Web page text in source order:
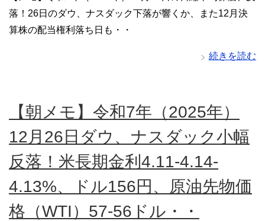
落！26日のダウ、ナスダック下落が響くか、また12月決
算株の配当権利落ち日も・・
続きを読む
【朝メモ】令和7年（2025年）
12月26日ダウ、ナスダック小幅
反落！米長期金利4.11-4.14-
4.13%、ドル156円、原油先物価
格（WTI）57-56ドル・・